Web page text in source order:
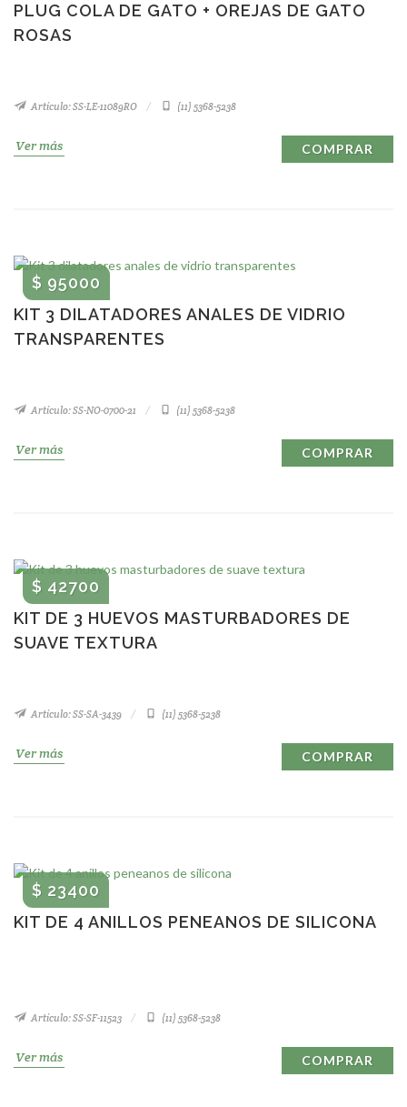
PLUG COLA DE GATO + OREJAS DE GATO
ROSAS
Artículo: SS-LE-11089RO (11) 5368-5238
Ver más COMPRAR
KIT 3 DILATADORES ANALES DE VIDRIO
TRANSPARENTES
$ 95000
Artículo: SS-NO-0700-21 (11) 5368-5238
Ver más COMPRAR
KIT DE 3 HUEVOS MASTURBADORES DE
SUAVE TEXTURA
$ 42700
Artículo: SS-SA-3439 (11) 5368-5238
Ver más COMPRAR
KIT DE 4 ANILLOS PENEANOS DE SILICONA
$ 23400
Artículo: SS-SF-11523 (11) 5368-5238
Ver más COMPRAR